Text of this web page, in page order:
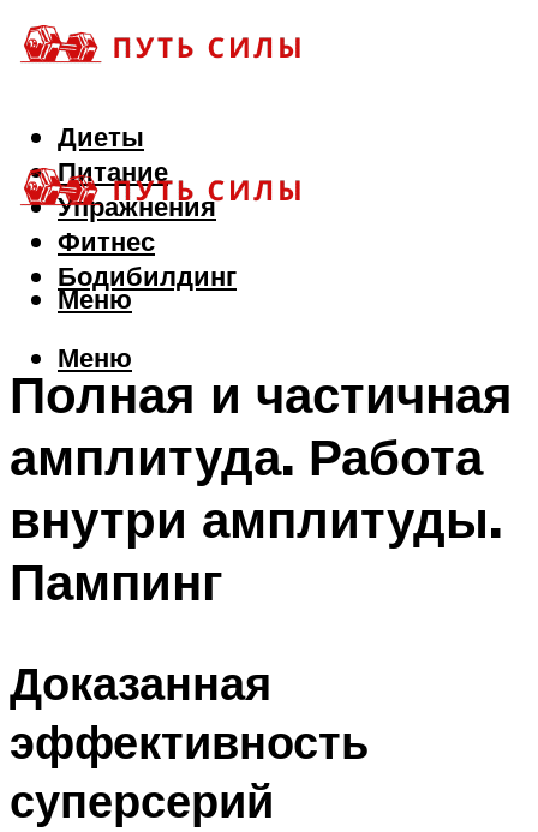
Диеты
Питание
Упражнения
Фитнес
Бодибилдинг
Меню
Меню
Полная и частичная
амплитуда. Работа
внутри амплитуды.
Пампинг
Доказанная
эффективность
суперсерий